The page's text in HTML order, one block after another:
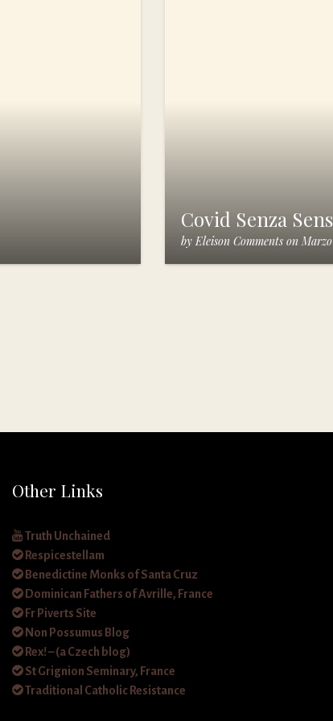
Covid Senza
by Eleison Comments on
Other Links
Truth Unchained
Respicestellam
Benedictine Monks of Santa Cruz
Dominican Fathers of Avrille, France
Fr Piverts Site
Non Possumus Blog
Rex! – (a Czech blog)
St Grignion Seminary, France
Traditional Catholic Resistance